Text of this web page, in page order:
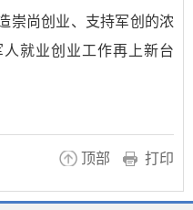
崇尚创业、支持军创的浓
就业创业工作再上新台
顶部 打印